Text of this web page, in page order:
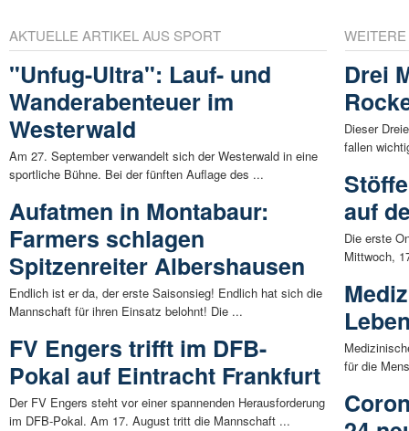
AKTUELLE ARTIKEL AUS SPORT
"Unfug-Ultra": Lauf- und
Wanderabenteuer im
Westerwald
Am 27. September verwandelt sich der Westerwald in eine
sportliche Bühne. Bei der fünften Auflage des ...
Aufatmen in Montabaur:
Farmers schlagen
Spitzenreiter Albershausen
Endlich ist er da, der erste Saisonsieg! Endlich hat sich die
Mannschaft für ihren Einsatz belohnt! Die ...
FV Engers trifft im DFB-
Pokal auf Eintracht Frankfurt
Der FV Engers steht vor einer spannenden Herausforderung
im DFB-Pokal. Am 17. August tritt die Mannschaft ...
Drei
Dieser
fallen
auf
Die erste
Mittwoch,
für die